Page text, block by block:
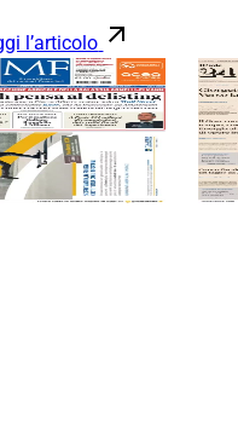
l’articolo